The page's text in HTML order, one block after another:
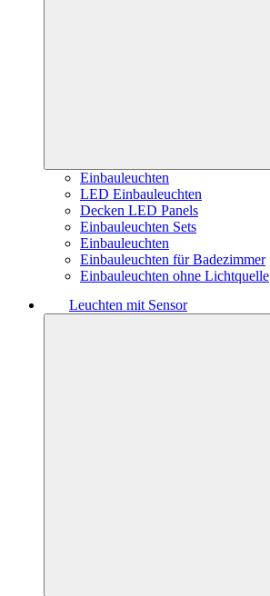
Einbauleuchten
LED Einbauleuchten
Decken LED Panels
Einbauleuchten Sets
Einbauleuchten
Einbauleuchten für Badezimmer
Einbauleuchten ohne Lichtquelle
Leuchten mit Sensor